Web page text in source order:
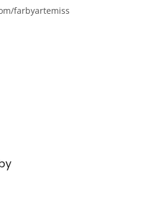
farbyartemiss